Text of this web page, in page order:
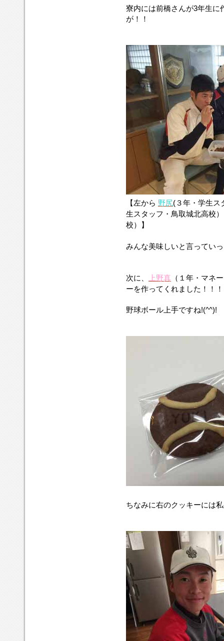
寮内には前橋さんが3年生に
が！！
【左から 野尻(３年・学生ス
生スタッフ・鳥取城北高校
校）】
みんな美味しいと言ってい
次に、 上野真 （１年・マネ
ーを作ってくれました！！！
野球ボール上手ですね!(^^)!
ちなみに右のクッキーには